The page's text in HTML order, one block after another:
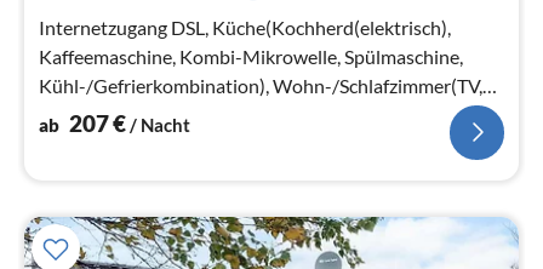
Internetzugang DSL, Küche(Kochherd(elektrisch),
Kaffeemaschine, Kombi-Mikrowelle, Spülmaschine,
Kühl-/Gefrierkombination), Wohn-/Schlafzimmer(TV,
Chromecast)
ab 207€/ Nacht